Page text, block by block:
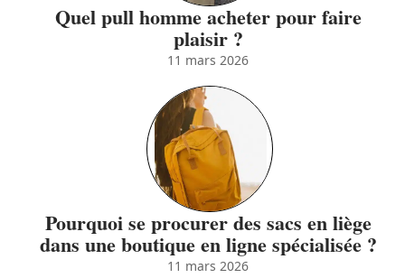
Quel pull homme acheter pour faire
plaisir ?
11 mars 2026
Pourquoi se procurer des sacs en liège
dans une boutique en ligne spécialisée ?
11 mars 2026